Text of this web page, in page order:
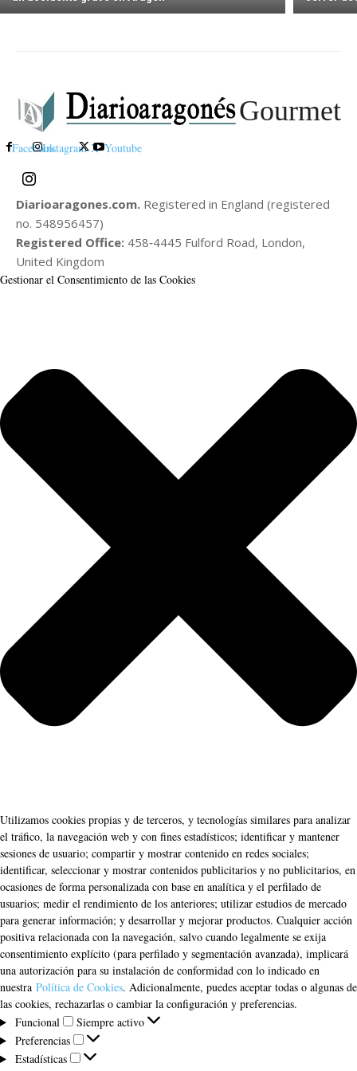
Gourmet
FacebookInstagram X Youtube
Diarioaragones.com. Registered in England (registered
no. 548956457)
Registered Office: 458‑4445 Fulford Road, London,
United Kingdom
Gestionar el Consentimiento de las Cookies
Utilizamos cookies propias y de terceros, y tecnologías similares para analizar
el tráfico, la navegación web y con fines estadísticos; identificar y mantener
sesiones de usuario; compartir y mostrar contenido en redes sociales;
identificar, seleccionar y mostrar contenidos publicitarios y no publicitarios, en
ocasiones de forma personalizada con base en analítica y el perfilado de
usuarios; medir el rendimiento de los anteriores; utilizar estudios de mercado
para generar información; y desarrollar y mejorar productos. Cualquier acción
positiva relacionada con la navegación, salvo cuando legalmente se exija
consentimiento explícito (para perfilado y segmentación avanzada), implicará
una autorización para su instalación de conformidad con lo indicado en
nuestra Política de Cookies. Adicionalmente, puedes aceptar todas o algunas de
las cookies, rechazarlas o cambiar la configuración y preferencias.
Funcional
Funcional
Siempre activo
Preferencias
Preferencias
Estadísticas
Estadísticas